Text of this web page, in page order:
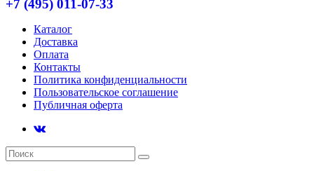
+7 (495) 011-07-33
Каталог
Доставка
Оплата
Контакты
Политика конфиденциальности
Пользовательское соглашение
Публичная оферта